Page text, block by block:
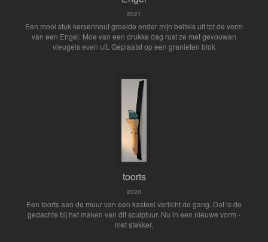
2021
Een mooi stuk kersenhout groeide onder mijn beitels uit tot de vorm
van een Engel. Moe van een drukke dag rust ze met gevouwen
vleugels even uit. Geplaatst op een granieten blok
toorts
2020
Een toorts aan de muur van een kasteel verlicht de gang. Dat is de
gedachte bij het maken van dit sculptuur. Nu in een nieuwe vorm -
met stekker.